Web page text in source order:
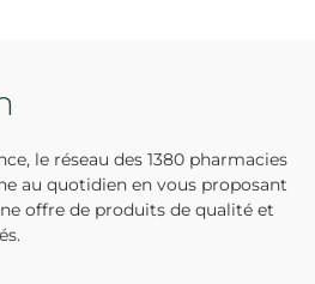
le réseau des 1380 pharmacies
au quotidien en vous proposant
offre de produits de qualité et